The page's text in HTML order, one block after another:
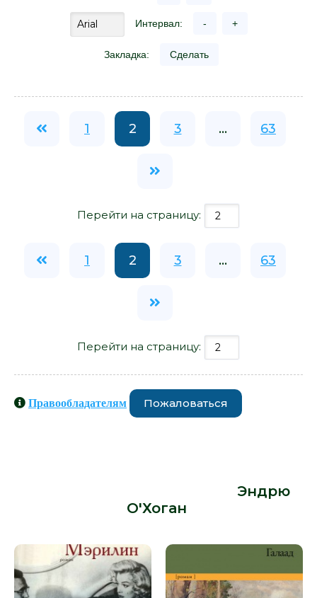
Интервал: - +
Закладка: Сделать
1 2 3 ... 63
Перейти на страницу:
1 2 3 ... 63
Перейти на страницу:
Правообладателям Пожаловаться
Эндрю
О'Хоган